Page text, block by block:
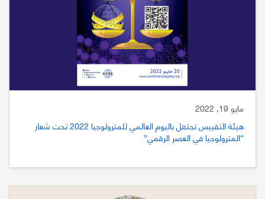
مايو 19, 2022
هيئة التقييس تحتفل باليوم العالمي للمترولوجيا 2022 تحت شعار
“المترولوجيا في العصر الرقمي”